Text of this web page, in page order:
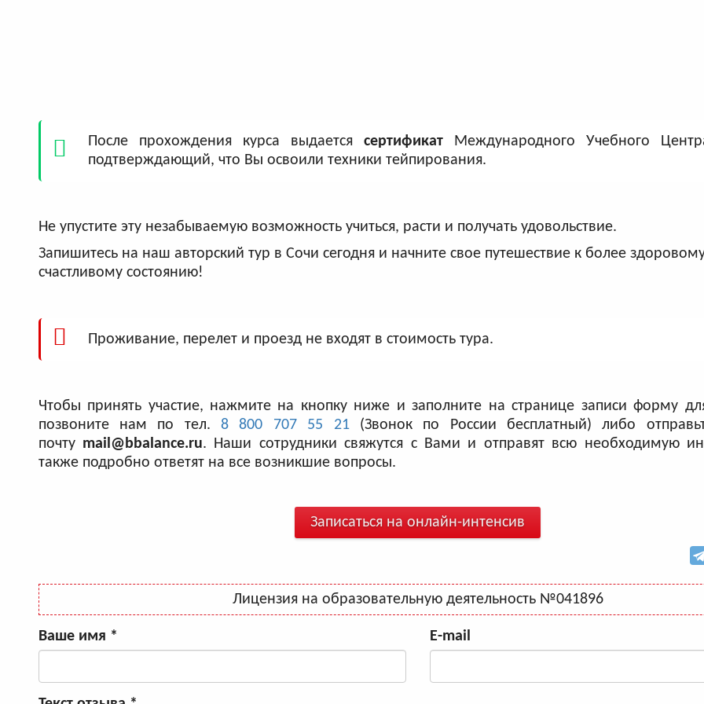
После прохождения курса выдаетсясертификат Международного Учебного
подтверждающий, что Вы освоили техники тейпирования.
Не упустите эту незабываемую возможность учиться, расти и получать удовольствие.
Запишитесь на наш авторский тур в Сочи сегодня и начните свое путешествие к более
счастливому состоянию!
Проживание, перелет и проезд не входят в стоимость тура.
Чтобы принять участие, нажмите на кнопку ниже и заполните на странице записи форму
позвоните нам по тел.8 800 707 55 21(Звонок по России бесплатный) либо
почту mail@bbalance.ru. Наши сотрудники свяжутся с Вами и отправят всю необходимую
также подробно ответят на все возникшие вопросы.
Записаться на онлайн-интенсив
Лицензия на образовательную деятельность №041896
Ваше имя * E-mail